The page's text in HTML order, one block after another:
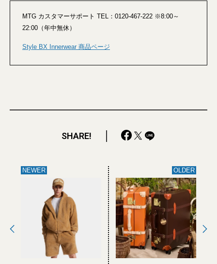
MTG カスタマーサポート TEL：0120-467-222 ※8:00～
22:00（年中無休）
Style BX Innerwear 商品ページ
SHARE!
NEWER OLDER